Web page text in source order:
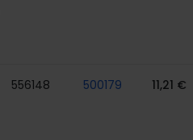
556148 500179 11,21 €